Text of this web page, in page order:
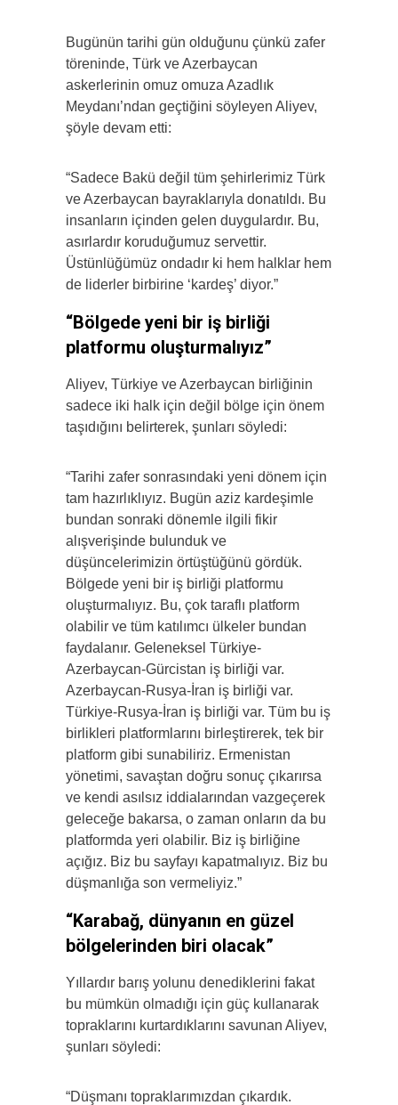
Bugünün tarihi gün olduğunu çünkü zafer
töreninde, Türk ve Azerbaycan
askerlerinin omuz omuza Azadlık
Meydanı’ndan geçtiğini söyleyen Aliyev,
şöyle devam etti:
“Sadece Bakü değil tüm şehirlerimiz Türk
ve Azerbaycan bayraklarıyla donatıldı. Bu
insanların içinden gelen duygulardır. Bu,
asırlardır koruduğumuz servettir.
Üstünlüğümüz ondadır ki hem halklar hem
de liderler birbirine ‘kardeş’ diyor.”
“Bölgede yeni bir iş birliği
platformu oluşturmalıyız”
Aliyev, Türkiye ve Azerbaycan birliğinin
sadece iki halk için değil bölge için önem
taşıdığını belirterek, şunları söyledi:
“Tarihi zafer sonrasındaki yeni dönem için
tam hazırlıklıyız. Bugün aziz kardeşimle
bundan sonraki dönemle ilgili fikir
alışverişinde bulunduk ve
düşüncelerimizin örtüştüğünü gördük.
Bölgede yeni bir iş birliği platformu
oluşturmalıyız. Bu, çok taraflı platform
olabilir ve tüm katılımcı ülkeler bundan
faydalanır. Geleneksel Türkiye-
Azerbaycan-Gürcistan iş birliği var.
Azerbaycan-Rusya-İran iş birliği var.
Türkiye-Rusya-İran iş birliği var. Tüm bu iş
birlikleri platformlarını birleştirerek, tek bir
platform gibi sunabiliriz. Ermenistan
yönetimi, savaştan doğru sonuç çıkarırsa
ve kendi asılsız iddialarından vazgeçerek
geleceğe bakarsa, o zaman onların da bu
platformda yeri olabilir. Biz iş birliğine
açığız. Biz bu sayfayı kapatmalıyız. Biz bu
düşmanlığa son vermeliyiz.”
“Karabağ, dünyanın en güzel
bölgelerinden biri olacak”
Yıllardır barış yolunu denediklerini fakat
bu mümkün olmadığı için güç kullanarak
topraklarını kurtardıklarını savunan Aliyev,
şunları söyledi:
“Düşmanı topraklarımızdan çıkardık.